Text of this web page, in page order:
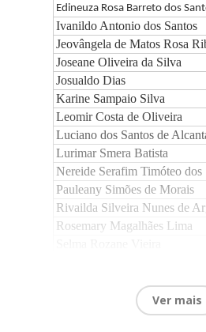
Edineuza Rosa Barreto dos
Ivanildo Antonio dos Santos
Jeovângela de Matos Rosa
Joseane Oliveira da Silva
Josualdo Dias
Karine Sampaio Silva
Leomir Costa de Oliveira
Luciano dos Santos de
Lurimar Smera Batista
Nereide Serafim Timóteo dos
Pauleany Simões de Morais
Rivailda Silveira Nunes de
Rosemary Magalhães Lima
Ver mais